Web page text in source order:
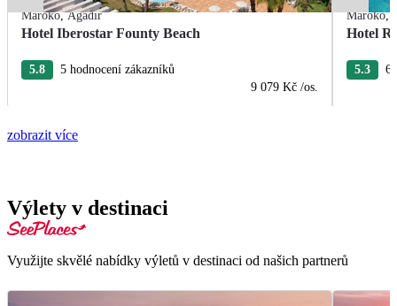
Maroko,Agadir
Hotel Iberostar Founty Beach
5.8
5 hodnocení zákazníků
9 079 Kč /os.
Maroko,
Hotel
5.3 6
zobrazit více
Výlety v destinaci
Využijte skvělé nabídky výletů v destinaci od našich partnerů